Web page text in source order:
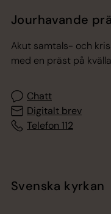
Jourhavande
Akut samtals- och
med en präst på
Chatt
Digitalt brev
Telefon 112
Svenska kyrkan